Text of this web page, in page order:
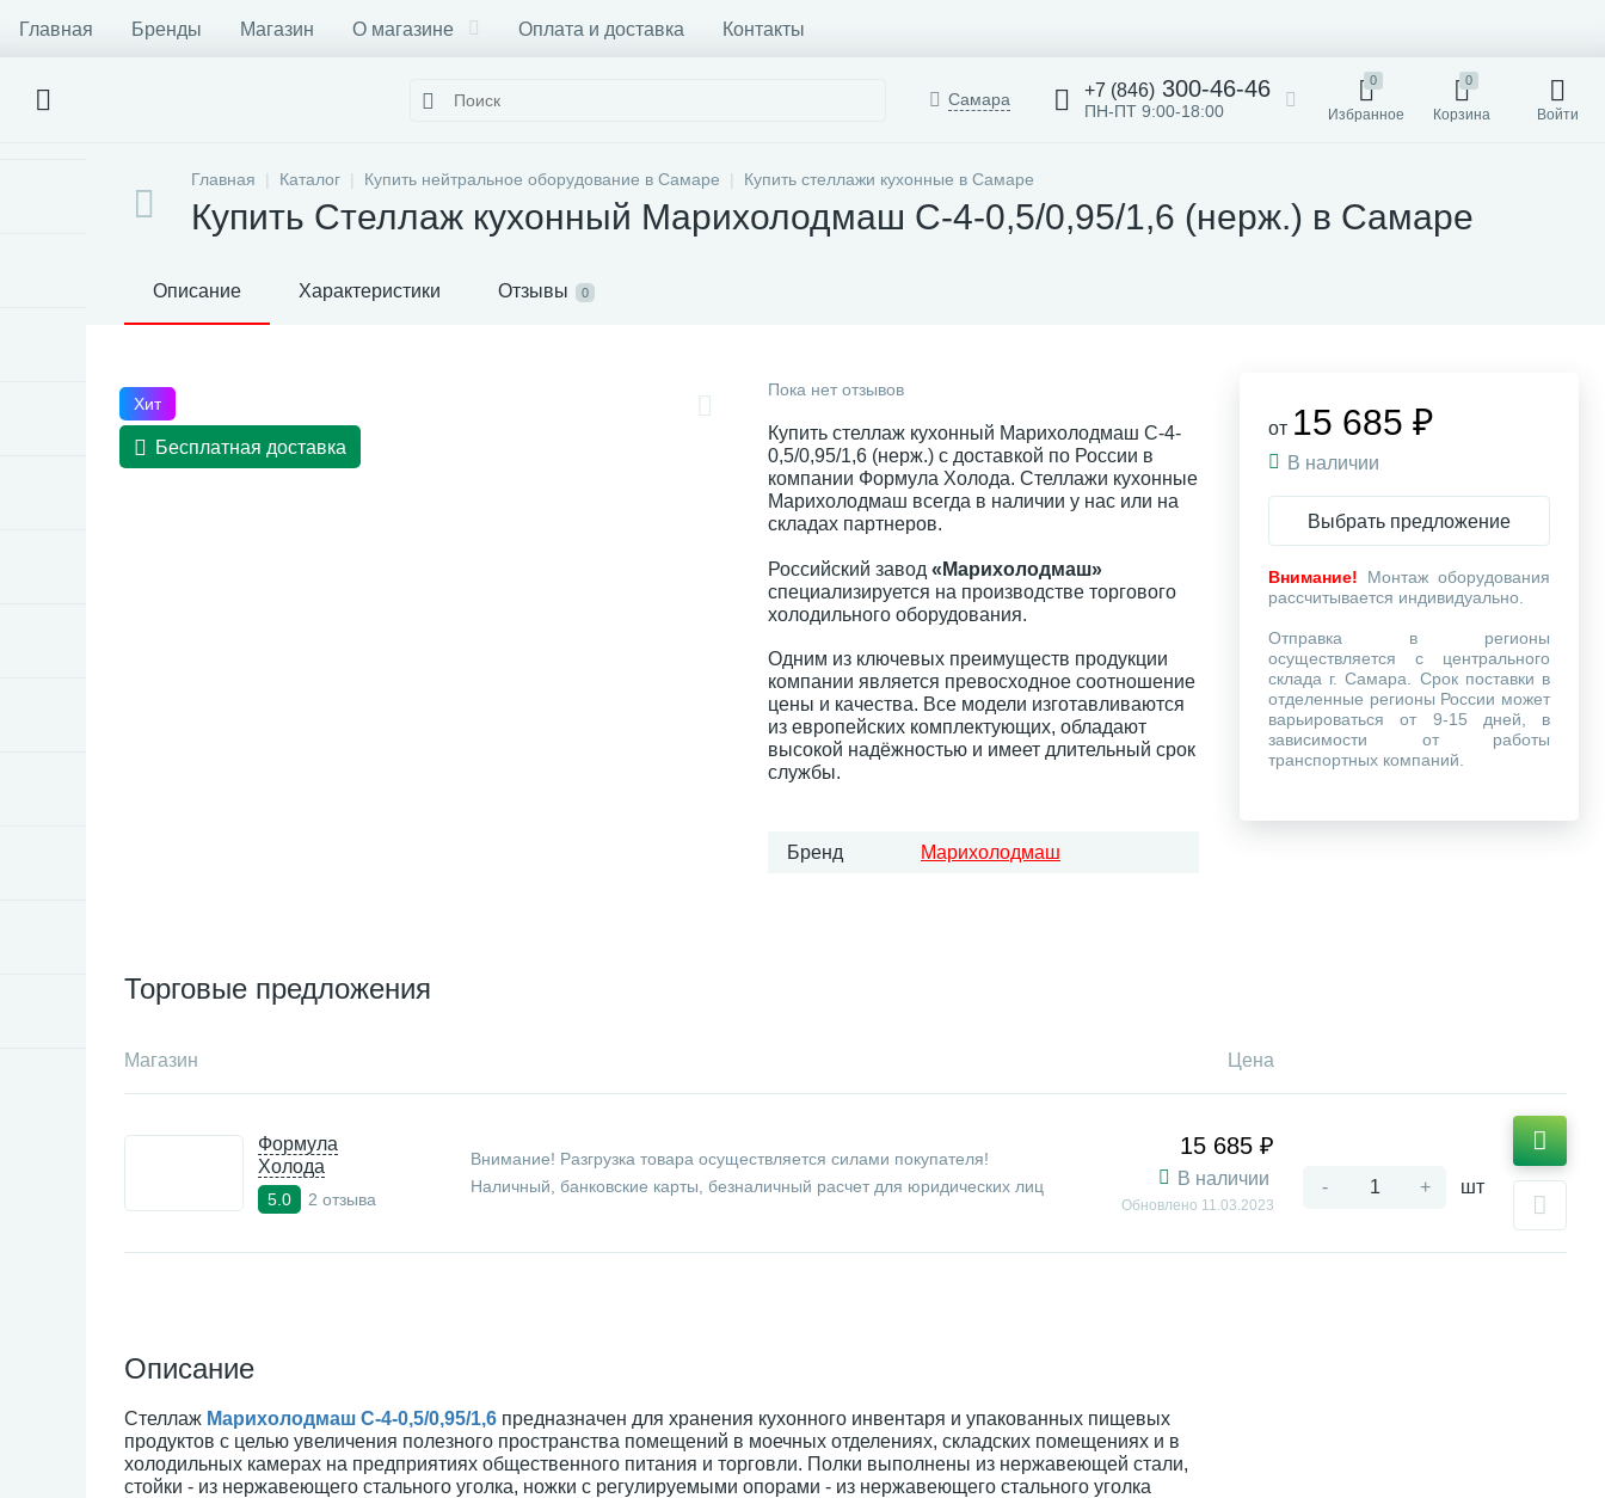
Главная Бренды Магазин О магазине Оплата и доставка Контакты
Самара +7 (846) 300-46-46
ПН-ПТ 9:00-18:00
0
Избранное
0
Корзина Войти
Главная Каталог Купить нейтральное оборудование в Самаре Купить стеллажи кухонные в Самаре
Купить Стеллаж кухонный Марихолодмаш С-4-0,5/0,95/1,6 (нерж.) в Самаре
Описание Характеристики Отзывы 0
Хит
Бесплатная доставка
Пока нет отзывов
Купить стеллаж кухонный Марихолодмаш С-4-
0,5/0,95/1,6 (нерж.) с доставкой по России в
компании Формула Холода. Стеллажи кухонные
Марихолодмаш всегда в наличии у нас или на
складах партнеров.
Российский завод «Марихолодмаш»
специализируется на производстве торгового
холодильного оборудования.
Одним из ключевых преимуществ продукции
компании является превосходное соотношение
цены и качества. Все модели изготавливаются
из европейских комплектующих, обладают
высокой надёжностью и имеет длительный срок
службы.
Бренд Марихолодмаш
Торговые предложения
Магазин Цена
Формула
Холода
5.0 2 отзыва
Внимание! Разгрузка товара осуществляется силами покупателя!
Наличный, банковские карты, безналичный расчет для юридических лиц
15 685 ₽
В наличии
Обновлено 11.03.2023
- + шт
Описание
Стеллаж Марихолодмаш С-4-0,5/0,95/1,6 предназначен для хранения кухонного инвентаря и упакованных пищевых
продуктов с целью увеличения полезного пространства помещений в моечных отделениях, складских помещениях и в
холодильных камерах на предприятиях общественного питания и торговли. Полки выполнены из нержавеющей стали,
стойки - из нержавеющего стального уголка, ножки с регулируемыми опорами - из нержавеющего стального уголка
от 15 685 ₽
В наличии
Выбрать предложение
Внимание! Монтаж оборудования
рассчитывается индивидуально.
Отправка в регионы
осуществляется с центрального
склада г. Самара. Срок поставки в
отделенные регионы России может
варьироваться от 9-15 дней, в
зависимости от работы
транспортных компаний.